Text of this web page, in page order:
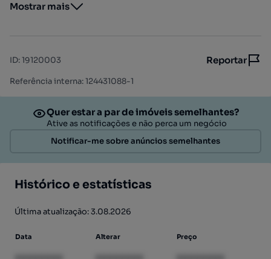
Mostrar mais
ID:19120003 Reportar
Referência interna: 124431088-1
Quer estar a par de imóveis semelhantes?
Ative as notificações e não perca um negócio
Notificar-me sobre anúncios semelhantes
Histórico e estatísticas
Última atualização: 3.08.2026
Data Alterar Preço